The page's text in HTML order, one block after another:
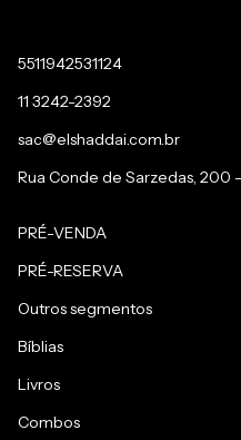
5511942531124
11 3242-2392
sac@elshaddai.com.br
Rua Conde de Sarzedas, 200
PRÉ-VENDA
PRÉ-RESERVA
Outros segmentos
Bíblias
Livros
Combos